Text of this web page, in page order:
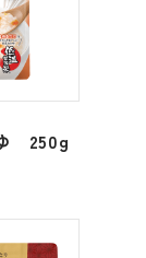
250g